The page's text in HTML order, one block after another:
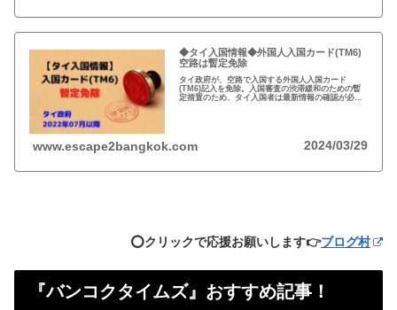
◆タイ入国情報◆外国人入国カード(TM6)
空路は暫定免除
タイ政府が、空路で入国する外国人入国カード
(TM6)記入を免除。入国審査の渋滞緩和のための暫
定措置のため、タイ入国者は最新情報の確認が必
www.escape2bangkok.com 2024/03/29
⭕️クリックで応援お願いします👉ブログ村
『バンコクタイムズ』おすすめ記事！